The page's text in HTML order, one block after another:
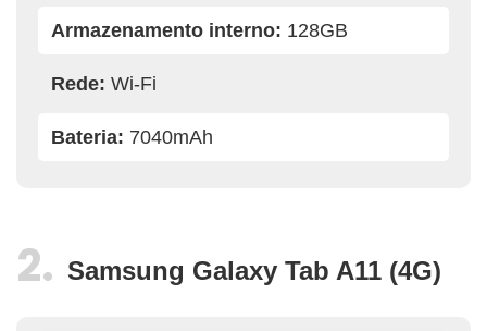
Armazenamento interno: 128GB
Rede: Wi-Fi
Bateria: 7040mAh
Samsung Galaxy Tab A11 (4G)